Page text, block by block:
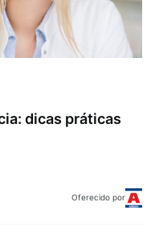
dicas práticas
Oferecido por